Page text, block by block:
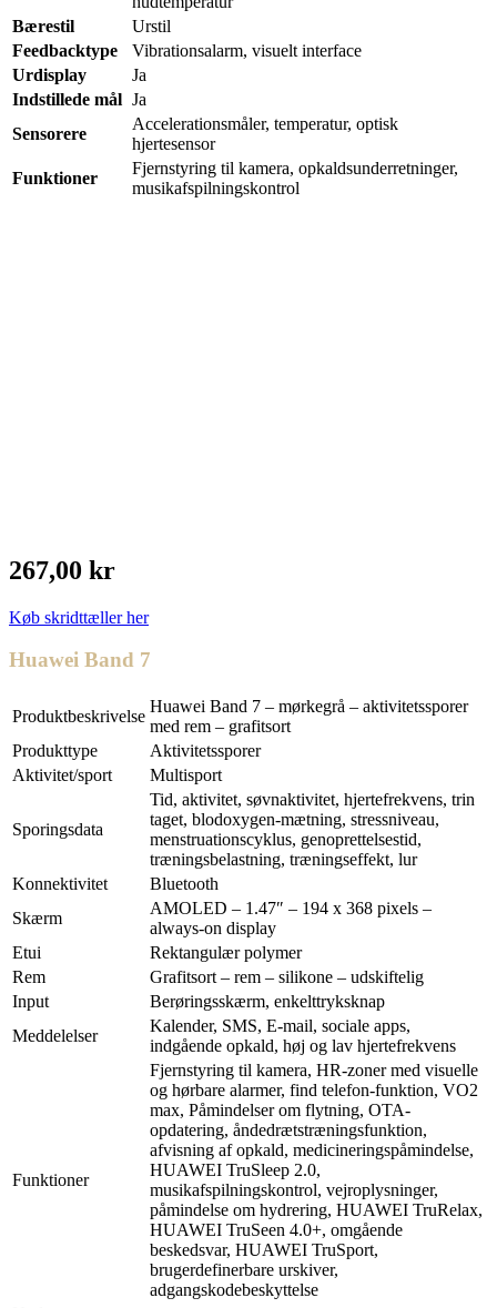
Bærestil
Urstil
Feedbacktype
Vibrationsalarm, visuelt interface
Urdisplay
Ja
Indstillede mål Ja
Sensorere
Accelerationsmåler, temperatur, optisk
hjertesensor
Funktioner
Fjernstyring til kamera, opkaldsunderretninger,
musikafspilningskontrol
267,00 kr
Køb skridttæller her
Huawei Band 7
Produktbeskrivelse
Huawei Band 7 – mørkegrå – aktivitetssporer
med rem – grafitsort
Produkttype
Aktivitetssporer
Aktivitet/sport
Multisport
Sporingsdata
Tid, aktivitet, søvnaktivitet, hjertefrekvens, trin
taget, blodoxygen-mætning, stressniveau,
menstruationscyklus, genoprettelsestid,
træningsbelastning, træningseffekt, lur
Konnektivitet
Bluetooth
Skærm
AMOLED – 1.47″ – 194 x 368 pixels –
always-on display
Etui
Rektangulær polymer
Rem
Grafitsort – rem – silikone – udskiftelig
Input
Berøringsskærm, enkelttryksknap
Meddelelser
Kalender, SMS, E-mail, sociale apps,
indgående opkald, høj og lav hjertefrekvens
Funktioner
Fjernstyring til kamera, HR-zoner med visuelle
og hørbare alarmer, find telefon-funktion, VO2
max, Påmindelser om flytning, OTA-
opdatering, åndedrætstræningsfunktion,
afvisning af opkald, medicineringspåmindelse,
HUAWEI TruSleep 2.0,
musikafspilningskontrol, vejroplysninger,
påmindelse om hydrering, HUAWEI TruRelax,
HUAWEI TruSeen 4.0+, omgående
beskedsvar, HUAWEI TruSport,
brugerdefinerbare urskiver,
adgangskodebeskyttelse